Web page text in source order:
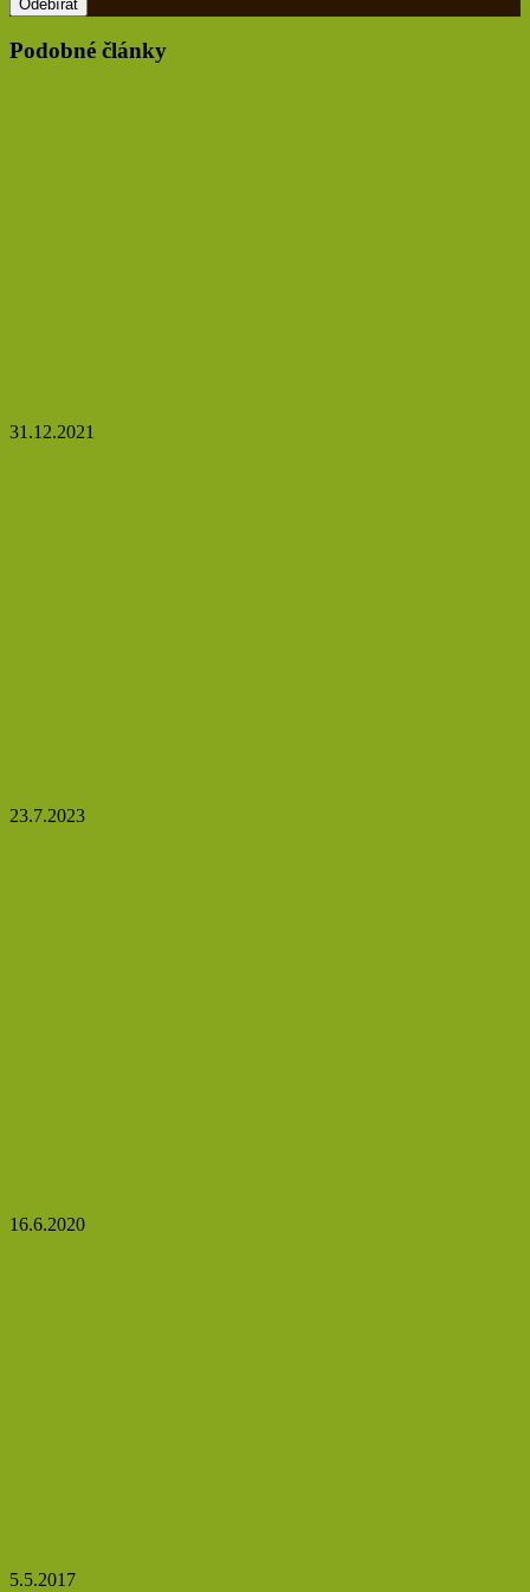
vaší
emailovou
adresu
Podobné články
31.12.2021
23.7.2023
16.6.2020
5.5.2017